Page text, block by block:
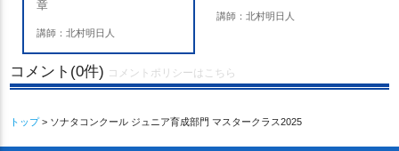
章
講師：北村明日人
講師：北村明日人
コメント(0件) コメントポリシーはこちら
トップ> ソナタコンクール ジュニア育成部門 マスタークラス2025